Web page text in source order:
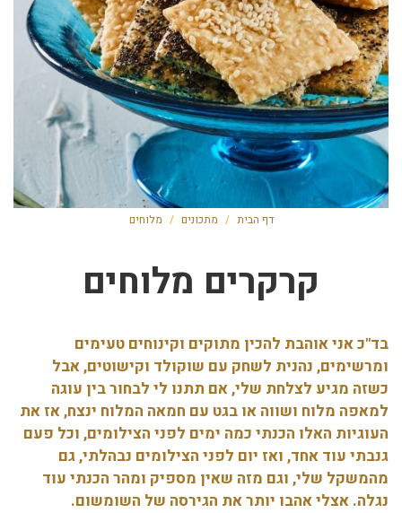
דף הבית / מתכונים / מלוחים
קרקרים מלוחים
בד"כ אני אוהבת להכין מתוקים וקינוחים טעימים
ומרשימים, נהנית לשחק עם שוקולד וקישוטים, אבל
כשזה מגיע לצלחת שלי, אם תתנו לי לבחור בין עוגה
למאפה מלוח ושווה או בגט עם חמאה המלוח ינצח, אז את
העוגיות האלו הכנתי כמה ימים לפני הצילומים, וכל פעם
גנבתי עוד אחד, ואז יום לפני הצילומים נבהלתי, גם
מהמשקל שלי, וגם מזה שאין מספיק ומהר הכנתי עוד
נגלה. אצלי אהבו יותר את הגירסה של השומשום.